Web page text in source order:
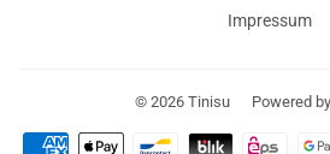
Impressum
© 2026 Tinisu Powered